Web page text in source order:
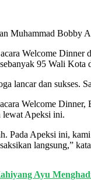
Muhammad Bobby
Welcome
95 Wali Kota
lancar dan sukses.
Welcome
lewat Apeksi ini.
Pada Apeksi ini,
langsung,”
Ayu